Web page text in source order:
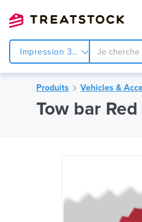
Impression 3d
Produits Vehicles &
Tow bar